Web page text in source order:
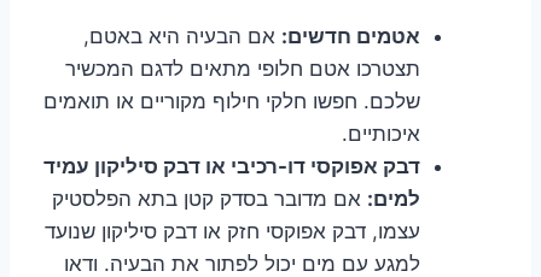
אטמים חדשים: אם הבעיה היא באטם,
תצטרכו אטם חלופי מתאים לדגם המכשיר
שלכם. חפשו חלקי חילוף מקוריים או תואמים
איכותיים.
דבק אפוקסי דו-רכיבי או דבק סיליקון עמיד
למים: אם מדובר בסדק קטן בתא הפלסטיק
עצמו, דבק אפוקסי חזק או דבק סיליקון שנועד
למגע עם מים יכול לפתור את הבעיה. ודאו